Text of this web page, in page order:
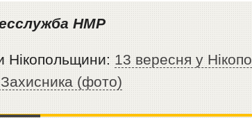
НМР
Нікопольщини: 13 вересня у
Захисника (фото)